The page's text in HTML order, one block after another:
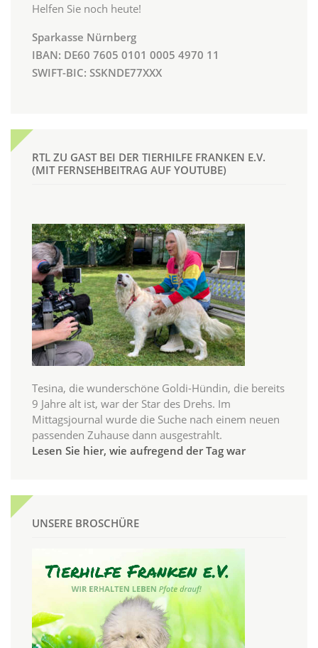
Helfen Sie noch heute!
Sparkasse Nürnberg
IBAN: DE60 7605 0101 0005 4970 11
SWIFT-BIC: SSKNDE77XXX
RTL ZU GAST BEI DER TIERHILFE FRANKEN E.V.
(MIT FERNSEHBEITRAG AUF YOUTUBE)
Tesina, die wunderschöne Goldi-Hündin, die bereits
9 Jahre alt ist, war der Star des Drehs. Im
Mittagsjournal wurde die Suche nach einem neuen
passenden Zuhause dann ausgestrahlt.
Lesen Sie hier, wie aufregend der Tag war
UNSERE BROSCHÜRE